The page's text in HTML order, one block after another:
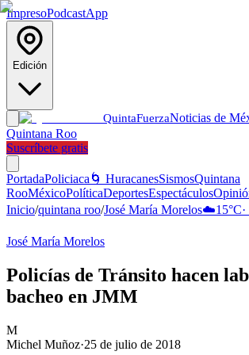
ImpresoPodcastApp
Edición
QuintaFuerzaNoticias de
Quintana Roo
Suscríbete gratis
PortadaPoliciaca 🌀 HuracanesSismosQuintana
RooMéxicoPolíticaDeportesEspectáculos
Inicio/quintana roo/José María Morelos☁️15°C·
José María Morelos
Policías de Tránsito hacen
bacheo en JMM
M
Michel Muñoz·25 de julio de 2018